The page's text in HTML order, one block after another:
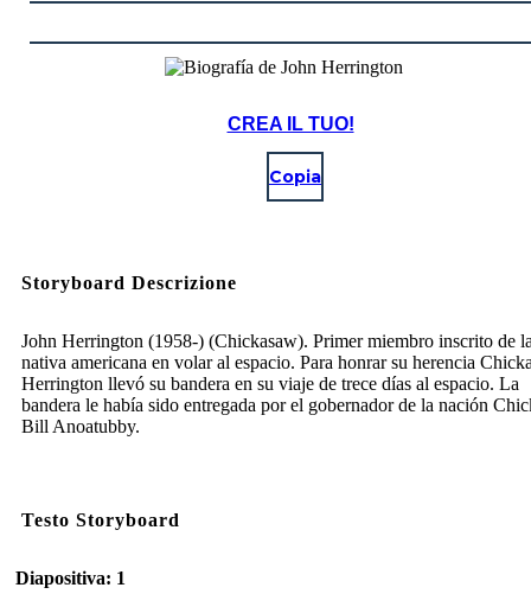
CREA IL TUO!
Copia
Storyboard Descrizione
John Herrington (1958-) (Chickasaw). Primer miembro inscrito de
nativa americana en volar al espacio. Para honrar su herencia
Herrington llevó su bandera en su viaje de trece días al espacio. La
bandera le había sido entregada por el gobernador de la nación
Bill Anoatubby.
Testo Storyboard
Diapositiva: 1